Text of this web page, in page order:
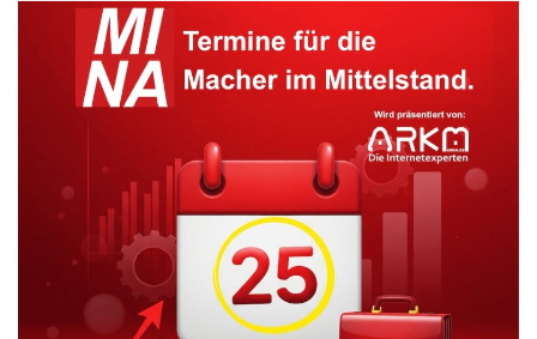
bei den 25- bis 34-Jährigen (30 Prozent) sogar jeder Dritte.
Größte Angst: Müdigkeit am Steuer